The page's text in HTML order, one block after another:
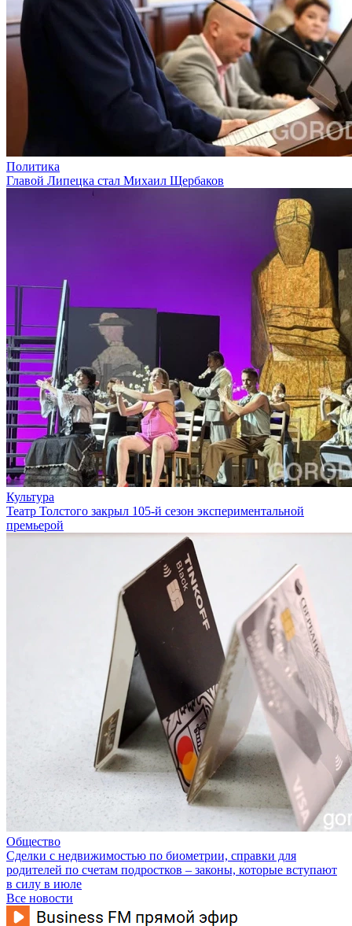
Политика
Главой Липецка стал Михаил Щербаков
Культура
Театр Толстого закрыл 105-й сезон экспериментальной
премьерой
Общество
Сделки с недвижимостью по биометрии, справки для
родителей по счетам подростков – законы, которые вступают
в силу в июле
Все новости